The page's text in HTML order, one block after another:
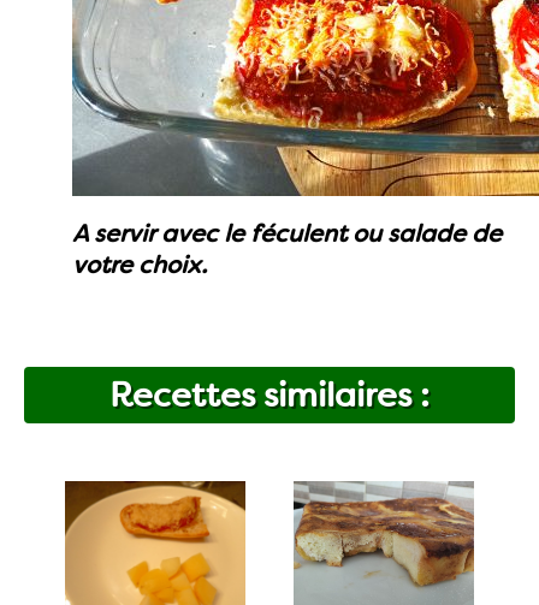
A servir avec le féculent ou salade de
votre choix.
Recettes similaires :